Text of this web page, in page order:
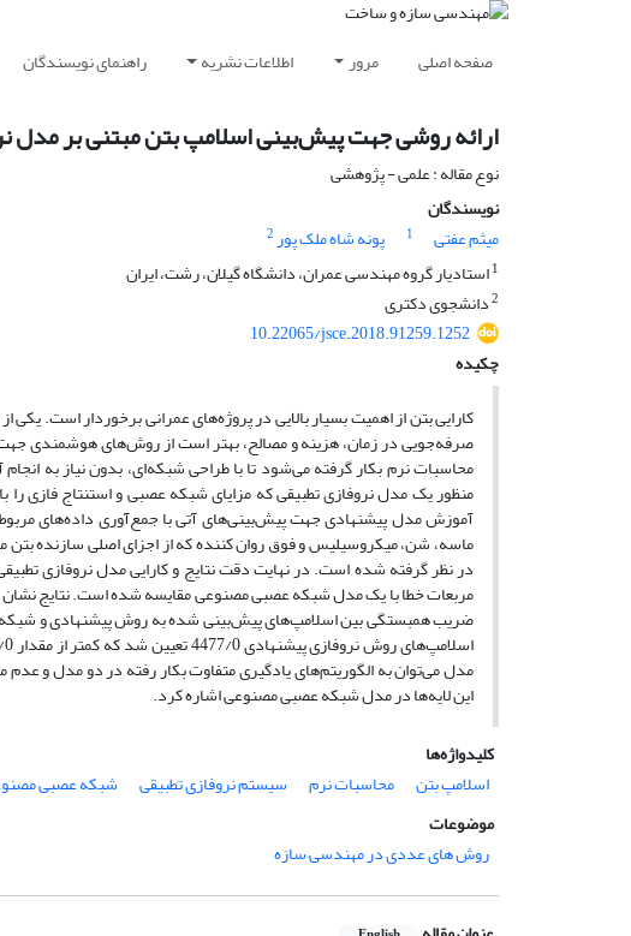
صفحه اصلی مرور اطلاعات نشریه راهنمای نویسندگان
ارائه روشی جهت پیش‌بینی اسلامپ بتن مبتنی بر مدل
نوع مقاله : علمی - پژوهشی
نویسندگان
میثم عفتی
1 پونه شاه ملک پور2
1استادیار گروه مهندسی عمران، دانشگاه گیلان، رشت، ایران
2دانشجوی دکتری
10.22065/jsce.2018.91259.1252
چکیده
کارایی بتن از اهمیت بسیار بالایی در پروژه‌های عمرانی برخوردار است.
صرفه‌جویی در زمان، هزینه و مصالح، بهتر است از روش‌های هوشمندی
محاسبات نرم بکار گرفته می‌شود تا با طراحی شبکه‌ای، بدون نیاز به
منظور یک مدل نروفازی تطبیقی که مزایای شبکه عصبی و استنتاج فازی
ماسه، شن، میکروسیلیس و فوق روان کننده که از اجزای اصلی سازنده بتن
در نظر گرفته ‌شده است. در نهایت دقت نتایج و کارایی مدل نروفازی
مربعات خطا با یک مدل شبکه عصبی مصنوعی مقایسه شده است. نتایج نشان
ضریب همبستگی بین اسلامپ‌های پیش‌بینی شده به روش پیشنهادی و شبکه
مدل می‌توان به الگوریتم‌های یادگیری متفاوت بکار رفته در دو مدل و
این لایه‌ها در مدل شبکه عصبی مصنوعی اشاره کرد.
کلیدواژه‌ها
اسلامپ بتن
محاسبات نرم سیستم نروفازی تطبیقی شبکه عصبی
موضوعات
روش های عددی در مهندسی سازه